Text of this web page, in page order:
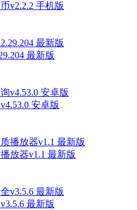
v2.2.2 手机版
最新版
安卓版
放器v1.1 最新版
最新版